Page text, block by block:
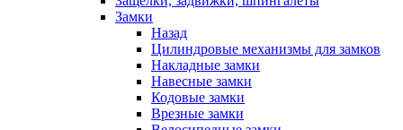
Замки
Назад
Цилиндровые механизмы для замков
Накладные замки
Навесные замки
Кодовые замки
Врезные замки